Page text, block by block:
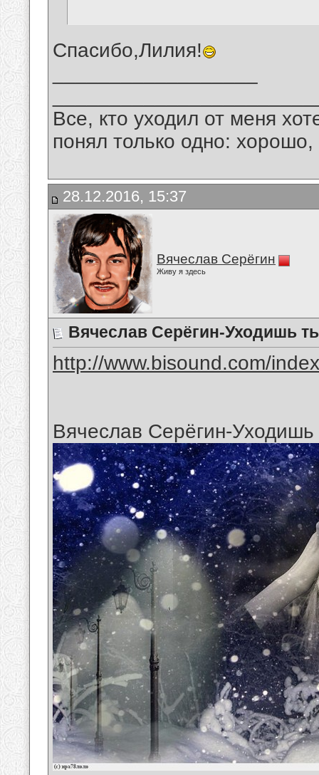
Спасибо,Лилия!
Все, кто уходил от меня
понял только одно:
28.12.2016, 15:37
Вячеслав Серёгин
Живу я здесь
Вячеслав Серёгин-Уходишь
http://www.bisound.com/
Вячеслав Серёгин-